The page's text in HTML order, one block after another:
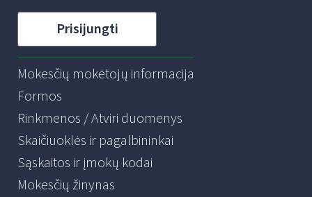
Prisijungti
Mokesčių mokėtojų informacija
Formos
Rinkmenos / Atviri duomenys
Skaičiuoklės ir pagalbininkai
Sąskaitos ir įmokų kodai
Mokesčių žinynas